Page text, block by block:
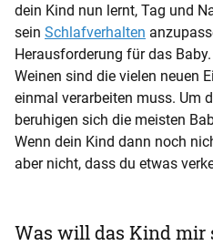
dein Kind nun lernt, Tag und
sein Schlafverhalten
Herausforderung für das
Weinen sind die vielen neuen
einmal verarbeiten muss. Um
beruhigen sich die meisten
Wenn dein Kind dann noch
aber nicht, dass du etwas
Was will das Kind mir